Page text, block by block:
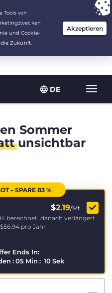
DE
Jahre zu $
Sommer
unsichtbar
– SPARE 83 %
$2.19/Mt.
berechnet, danach verlängert
$56.94 pro Jahr
Ends In:
:05 Min : 10Sek